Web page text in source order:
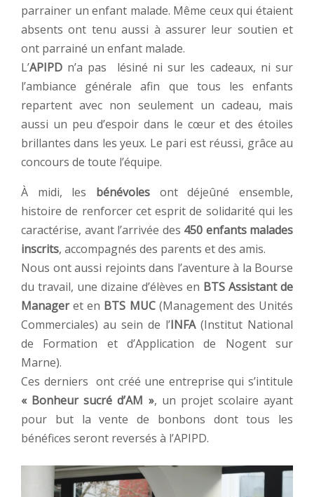
parrainer un enfant malade. Même ceux qui étaient
absents ont tenu aussi à assurer leur soutien et
ont parrainé un enfant malade.
L’APIPD n’a pas lésiné ni sur les cadeaux, ni sur
l’ambiance générale afin que tous les enfants
repartent avec non seulement un cadeau, mais
aussi un peu d’espoir dans le cœur et des étoiles
brillantes dans les yeux. Le pari est réussi, grâce au
concours de toute l’équipe.
À midi, les bénévoles ont déjeûné ensemble,
histoire de renforcer cet esprit de solidarité qui les
caractérise, avant l’arrivée des 450 enfants malades
inscrits, accompagnés des parents et des amis.
Nous ont aussi rejoints dans l’aventure à la Bourse
du travail, une dizaine d’élèves en BTS Assistant de
Manageret en BTS MUC(Management des Unités
Commerciales) au sein de l’INFA(Institut National
de Formation et d’Application de Nogent sur
Marne).
Ces derniers ont créé une entreprise qui s’intitule
« Bonheur sucré d’AM », un projet scolaire ayant
pour but la vente de bonbons dont tous les
bénéfices seront reversés à l’APIPD.